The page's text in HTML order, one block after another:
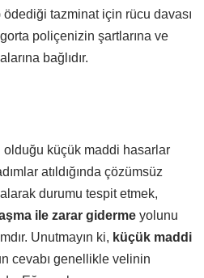
tazminat için rücu davası
poliçenizin şartlarına ve
bağlıdır.
küçük maddi hasarlar
atıldığında çözümsüz
durumu tespit etmek,
ile zarar giderme yolunu
Unutmayın ki, küçük maddi
cevabı genellikle velinin